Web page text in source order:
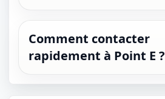
Comment contacter
rapidement à Point E ?